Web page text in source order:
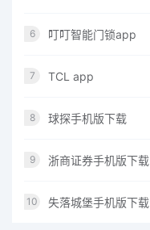
6 叮叮智能门锁app
7 TCL app
8 球探手机版下载
9 浙商证券手机版下载
10 失落城堡手机版下载